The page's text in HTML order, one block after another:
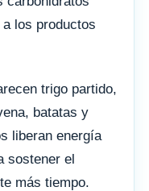
los productos
trigo partido,
batatas y
liberan energía
sostener el
más tiempo.